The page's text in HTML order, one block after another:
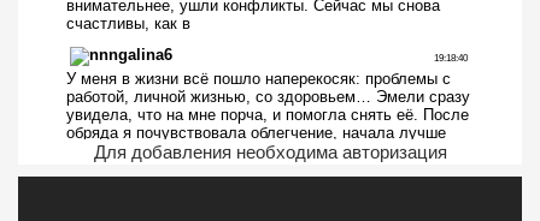
Для добавления необходима авторизация